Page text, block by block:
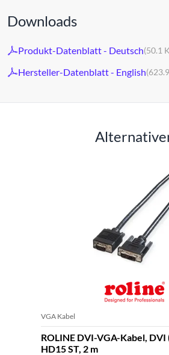
Downloads
Produkt-Datenblatt - Deutsch(50.1
Hersteller-Datenblatt - English
VGA Kabel
ROLINE DVI-VGA-Kabel, DVI
HD15 ST, 2 m